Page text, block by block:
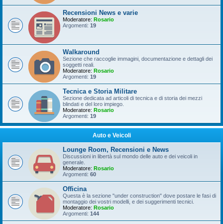
Recensioni News e varie
Moderatore: Rosario
Argomenti: 19
Walkaround
Sezione che raccoglie immagini, documentazione e dettagli dei
soggetti reali.
Moderatore: Rosario
Argomenti: 19
Tecnica e Storia Militare
Sezione dedicata ad articoli di tecnica e di storia dei mezzi
blindati e del loro impiego.
Moderatore: Rosario
Argomenti: 19
Auto e Veicoli
Lounge Room, Recensioni e News
Discussioni in libertà sul mondo delle auto e dei veicoli in
generale.
Moderatore: Rosario
Argomenti: 60
Officina
Questa è la sezione "under construction" dove postare le fasi di
montaggio dei vostri modelli, e dei suggerimenti tecnici.
Moderatore: Rosario
Argomenti: 144